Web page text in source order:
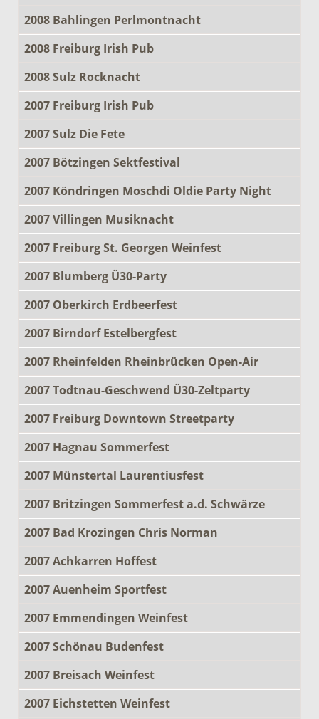
2008 Bahlingen Perlmontnacht
2008 Freiburg Irish Pub
2008 Sulz Rocknacht
2007 Freiburg Irish Pub
2007 Sulz Die Fete
2007 Bötzingen Sektfestival
2007 Köndringen Moschdi Oldie Party Night
2007 Villingen Musiknacht
2007 Freiburg St. Georgen Weinfest
2007 Blumberg Ü30-Party
2007 Oberkirch Erdbeerfest
2007 Birndorf Estelbergfest
2007 Rheinfelden Rheinbrücken Open-Air
2007 Todtnau-Geschwend Ü30-Zeltparty
2007 Freiburg Downtown Streetparty
2007 Hagnau Sommerfest
2007 Münstertal Laurentiusfest
2007 Britzingen Sommerfest a.d. Schwärze
2007 Bad Krozingen Chris Norman
2007 Achkarren Hoffest
2007 Auenheim Sportfest
2007 Emmendingen Weinfest
2007 Schönau Budenfest
2007 Breisach Weinfest
2007 Eichstetten Weinfest